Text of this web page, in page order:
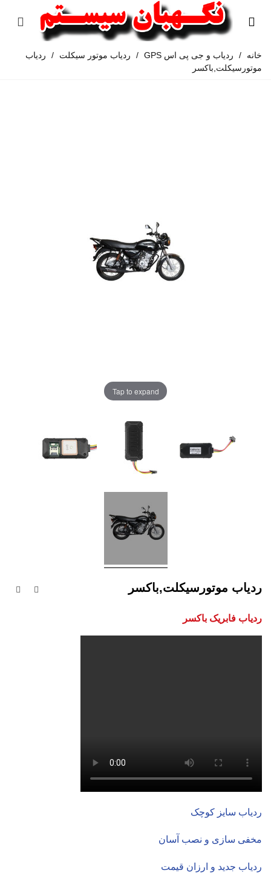
خانه / ردیاب و جی پی اس GPS / ردیاب موتور سیکلت /
ردیاب
موتورسیکلت,باکسر
Tap to expand
ردیاب موتورسیکلت,باکسر
ردیاب فابریک باکسر
ردیاب سایز کوچک
مخفی سازی و نصب آسان
ردیاب جدید و ارزان قیمت